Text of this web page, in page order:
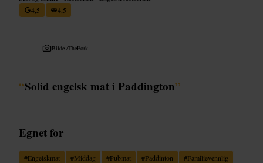
4,5
4,5
Bilde /TheFork
“Solid engelsk mat i Paddington”
Egnet for
#Engelskmat #Middag #Pubmat #Paddinton #Familievennlig